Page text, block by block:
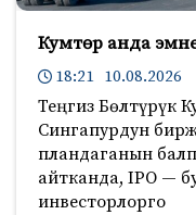
Кумтөр анда
18:21 10.08.2026
Теңгиз Бөлтүрүк
Сингапурдун
пландаганын
айтканда, IPO —
инвесторлорго